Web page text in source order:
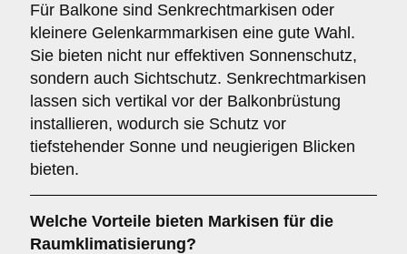
Für Balkone sind Senkrechtmarkisen oder
kleinere Gelenkarmmarkisen eine gute Wahl.
Sie bieten nicht nur effektiven Sonnenschutz,
sondern auch Sichtschutz. Senkrechtmarkisen
lassen sich vertikal vor der Balkonbrüstung
installieren, wodurch sie Schutz vor
tiefstehender Sonne und neugierigen Blicken
bieten.
Welche Vorteile bieten Markisen für die
Raumklimatisierung?